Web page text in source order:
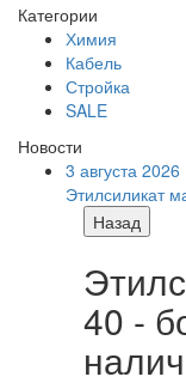
Категории
Химия
Кабель
Стройка
SALE
Новости
3 августа 2026
Этилсиликат
Назад
40 -